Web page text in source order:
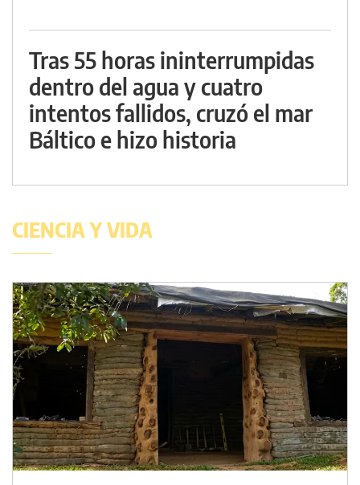
Tras 55 horas ininterrumpidas
dentro del agua y cuatro
intentos fallidos, cruzó el mar
Báltico e hizo historia
CIENCIA Y VIDA